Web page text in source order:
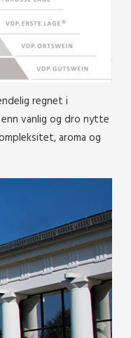
regnet i
vanlig og dro nytte
aroma og